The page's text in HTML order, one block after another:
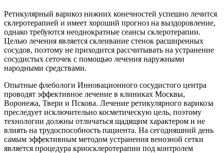
Ретикулярный варикоз нижних конечностей успешно лечится
склеротерапией и имеет хороший прогноз на выздоровление,
однако требуются неоднократные сеансы склеротерапии.
Целью лечения является склеивание стенок расширенных
сосудов, поэтому не приходится рассчитывать на устранение
сосудистых сеточек с помощью лечения наружными
народными средствами.
Опытные флебологи Инновационного сосудистого центра
проводят эффективное лечение в клиниках Москвы,
Воронежа, Твери и Пскова. Лечение ретикулярного варикоза
преследует исключительно косметическую цель, поэтому
технологии должны отличаться щадящим характером и не
влиять на трудоспособность пациента. На сегодняшний день
самым эффективным методом устранения венозной сетки
является процедура криосклеротерапии под контролем